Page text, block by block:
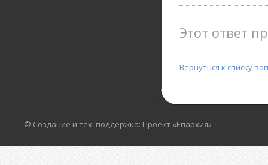
Этот ответ
Вернуться к списку
© Создание и тех. поддержка: Проект «Епархия»